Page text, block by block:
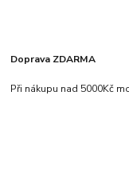
Doprava ZDARMA
Při nákupu nad 5000Kč